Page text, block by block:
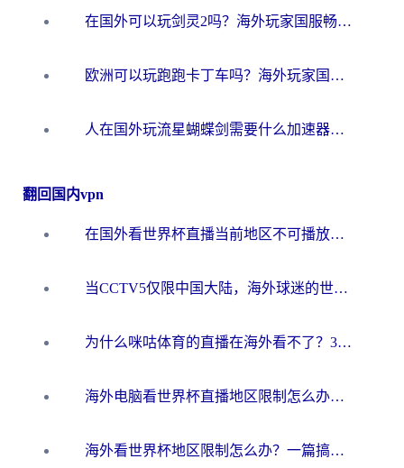
在国外可以玩剑灵2吗？海外玩家国服畅玩终极指南（附永恒之塔明日方舟加速方案）
欧洲可以玩跑跑卡丁车吗？海外玩家国服游戏畅玩终极指南（附QQ炫舞剑网3解决方案）
人在国外玩流星蝴蝶剑需要什么加速器？老玩家亲测的终极解决方案
翻回国内vpn
在国外看世界杯直播当前地区不可播放？海外党必看的回国加速全攻略
当CCTV5仅限中国大陆，海外球迷的世界杯狂欢如何继续？
为什么咪咕体育的直播在海外看不了？3步解决海外看世界杯+抖音地区限制难题
海外电脑看世界杯直播地区限制怎么办？你需要一个聪明的加速器
海外看世界杯地区限制怎么办？一篇搞定咪咕视频播放+国内资源无缝访问指南